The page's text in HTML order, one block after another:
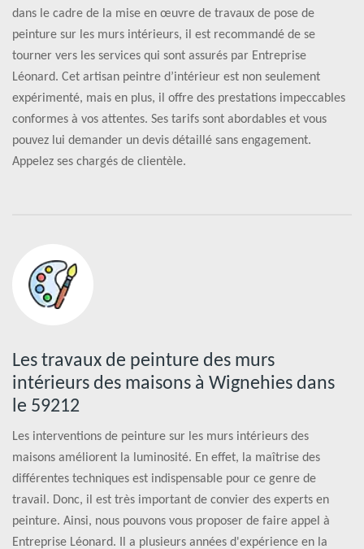
dans le cadre de la mise en œuvre de travaux de pose de
peinture sur les murs intérieurs, il est recommandé de se
tourner vers les services qui sont assurés par Entreprise
Léonard. Cet artisan peintre d’intérieur est non seulement
expérimenté, mais en plus, il offre des prestations impeccables
conformes à vos attentes. Ses tarifs sont abordables et vous
pouvez lui demander un devis détaillé sans engagement.
Appelez ses chargés de clientèle.
Les travaux de peinture des murs
intérieurs des maisons à Wignehies dans
le 59212
Les interventions de peinture sur les murs intérieurs des
maisons améliorent la luminosité. En effet, la maîtrise des
différentes techniques est indispensable pour ce genre de
travail. Donc, il est très important de convier des experts en
peinture. Ainsi, nous pouvons vous proposer de faire appel à
Entreprise Léonard. Il a plusieurs années d'expérience en la